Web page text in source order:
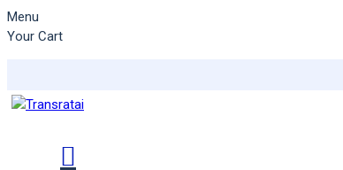
Menu
Your Cart